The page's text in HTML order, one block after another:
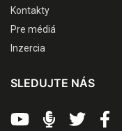
Kontakty
Pre médiá
Inzercia
SLEDUJTE NÁS